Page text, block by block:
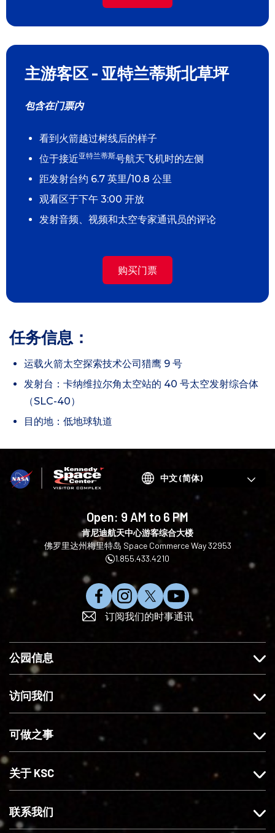
主游客区 - 亚特兰蒂斯北草坪
包含在门票内
看到火箭越过树线后的样子
位于接近亚特兰蒂斯号航天飞机时的左侧
距发射台约 6.7 英里/10.8 公里
观看区于下午 3:00 开放
发射音频、视频和太空专家通讯员的评论
购买门票
任务信息：
运载火箭太空探索技术公司猎鹰 9 号
发射台：卡纳维拉尔角太空站的 40 号太空发射综合体
（SLC-40）
目的地：低地球轨道
Choose
language
Open: 9 AM to 6 PM
肯尼迪航天中心游客综合大楼
佛罗里达州梅里特岛 Space Commerce Way 32953
1.855.433.4210
在
c
b
o
上
赞
在
I
s
a
上
我
在
X
关
我
订
阅
o
T
u
订阅我们的时事通讯
公园信息
访问我们
可做之事
关于 KSC
联系我们